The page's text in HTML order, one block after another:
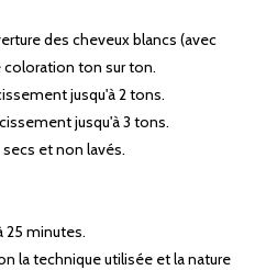
des cheveux blancs (avec
coloration ton sur ton.
jusqu'à 2 tons.
jusqu'à 3 tons.
et non lavés.
25 minutes.
la technique utilisée et la nature